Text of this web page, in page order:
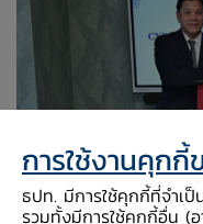
การใช้งานคุก
ธปท. มีการใช้คุกกี้ที่จำเป็
รวมทั้งมีการใช้คุกกี้อื่น (